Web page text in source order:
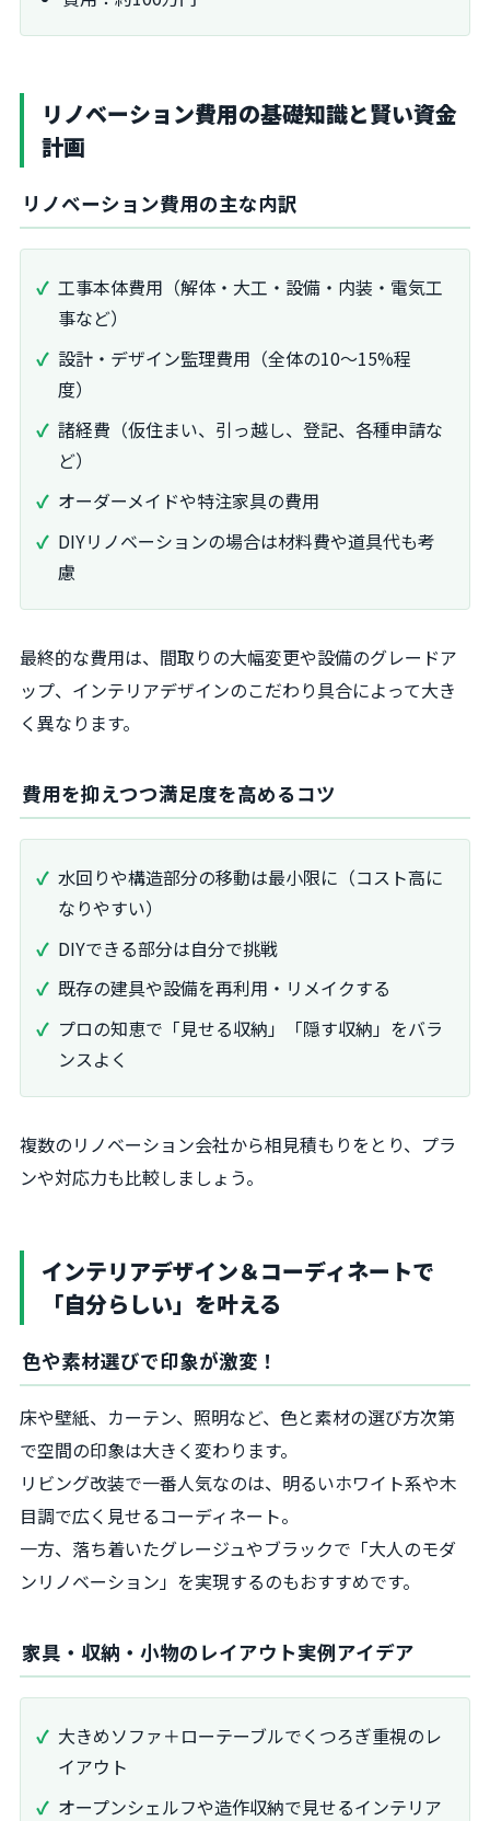
リノベーション費用の基礎知識と賢い資金
計画
リノベーション費用の主な内訳
工事本体費用（解体・大工・設備・内装・電気工
事など）
設計・デザイン監理費用（全体の10～15%程
度）
諸経費（仮住まい、引っ越し、登記、各種申請な
ど）
オーダーメイドや特注家具の費用
DIYリノベーションの場合は材料費や道具代も考
慮
最終的な費用は、間取りの大幅変更や設備のグレードア
ップ、インテリアデザインのこだわり具合によって大き
く異なります。
費用を抑えつつ満足度を高めるコツ
水回りや構造部分の移動は最小限に（コスト高に
なりやすい）
DIYできる部分は自分で挑戦
既存の建具や設備を再利用・リメイクする
プロの知恵で「見せる収納」「隠す収納」をバラ
ンスよく
複数のリノベーション会社から相見積もりをとり、プラ
ンや対応力も比較しましょう。
インテリアデザイン＆コーディネートで
「自分らしい」を叶える
色や素材選びで印象が激変！
床や壁紙、カーテン、照明など、色と素材の選び方次第
で空間の印象は大きく変わります。
リビング改装で一番人気なのは、明るいホワイト系や木
目調で広く見せるコーディネート。
一方、落ち着いたグレージュやブラックで「大人のモダ
ンリノベーション」を実現するのもおすすめです。
家具・収納・小物のレイアウト実例アイデア
大きめソファ＋ローテーブルでくつろぎ重視のレ
イアウト
オープンシェルフや造作収納で見せるインテリア